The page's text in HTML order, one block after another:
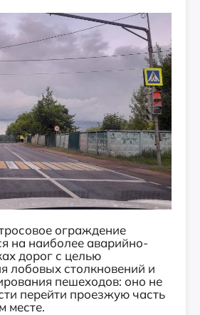
ограждение
на наиболее аварийно-
дорог с целью
лобовых столкновений и
пешеходов: оно не
перейти проезжую часть
месте.